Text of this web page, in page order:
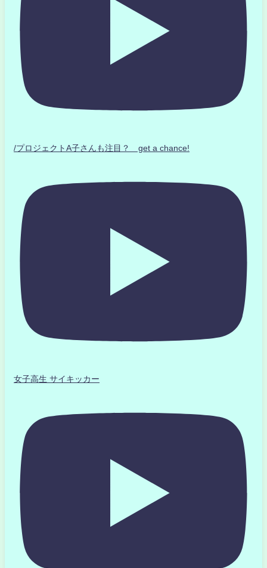
/プロジェクトA子さんも注目？ get a chance!
女子高生 サイキッカー